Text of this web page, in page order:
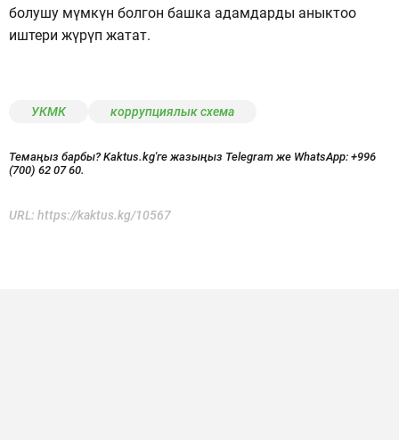
болушу мүмкүн болгон башка адамдарды аныктоо
иштери жүрүп жатат.
УКМК коррупциялык схема
Темаңыз барбы? Kaktus.kg'ге жазыңыз Telegram же WhatsApp: +996
(700) 62 07 60.
URL: https://kaktus.kg/10567